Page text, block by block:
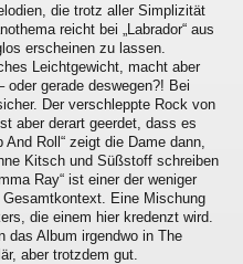
die trotz aller Simplizität
reicht bei „Labrador“ aus
erscheinen zu lassen.
Leichtgewicht, macht aber
gerade deswegen?! Bei
Der verschleppte Rock von
aber derart geerdet, dass es
Roll“ zeigt die Dame dann,
Kitsch und Süßstoff schreiben
Ray“ ist einer der weniger
Eine Mischung
die einem hier kredenzt wird.
das Album irgendwo in The
aber trotzdem gut.